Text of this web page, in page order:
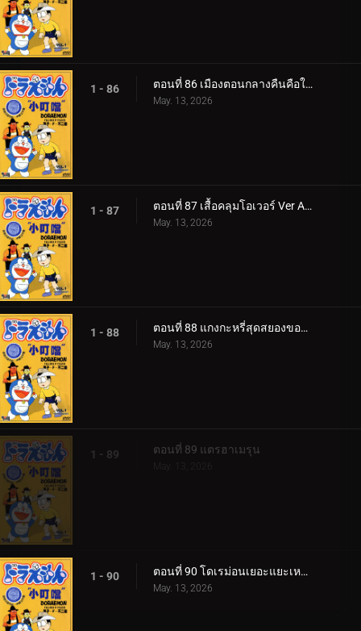
1 - 86 ตอนที่ 86 เมืองตอนกลางคืนคือใต้ทะเลลึก v1
May. 13, 2026
1 - 87 ตอนที่ 87 เสื้อคลุมโอเวอร์ Ver Anime 1
May. 13, 2026
1 - 88 ตอนที่ 88 แกงกะหรี่สุดสยองของไจโกะ
May. 13, 2026
1 - 89 ตอนที่ 89 แตรฮาเมรุน
May. 13, 2026
1 - 90 ตอนที่ 90 โดเรม่อนเยอะแยะเหลือเกิน
May. 13, 2026